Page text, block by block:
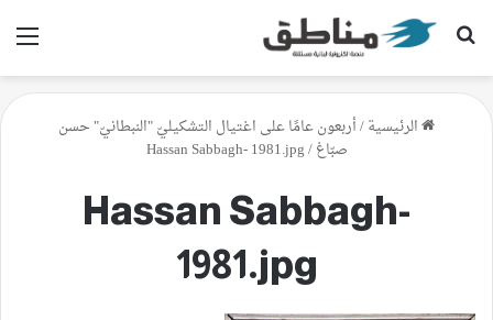
بحث عن
الرئيسية/أربعون عامًا على اغتيال التشكيليّ "النبطانيّ" حسن
صبّاغ/
Hassan Sabbagh- 1981.jpg
Hassan Sabbagh-
1981.jpg